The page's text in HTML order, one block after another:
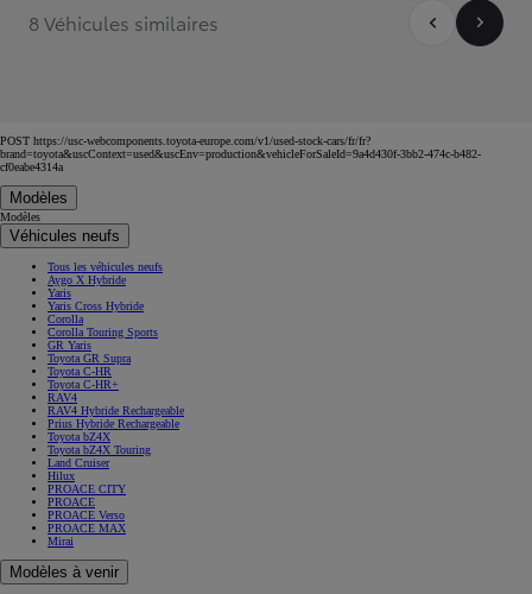
8 Véhicules similaires
POST https://usc-webcomponents.toyota-europe.com/v1/used-stock-cars/fr/fr?
brand=toyota&uscContext=used&uscEnv=production&vehicleForSaleId=9a4d430f-3bb2-474c-b482-
cf0eabe4314a
Modèles
Modèles
Véhicules neufs
Tous les véhicules neufs
Aygo X Hybride
Yaris
Yaris Cross Hybride
Corolla
Corolla Touring Sports
GR Yaris
Toyota GR Supra
Toyota C-HR
Toyota C-HR+
RAV4
RAV4 Hybride Rechargeable
Prius Hybride Rechargeable
Toyota bZ4X
Toyota bZ4X Touring
Land Cruiser
Hilux
PROACE CITY
PROACE
PROACE Verso
PROACE MAX
Mirai
Modèles à venir